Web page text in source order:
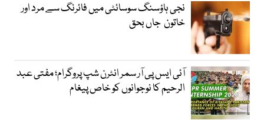
نجی ہاؤسنگ سوسائٹی میں فائرنگ سے مرد اور
خاتون جاں بحق
آئی ایس پی آر سمر انٹرن شپ پروگرام؛ مفتی عبد
الرحیم کا نوجوانوں کو خاص پیغام